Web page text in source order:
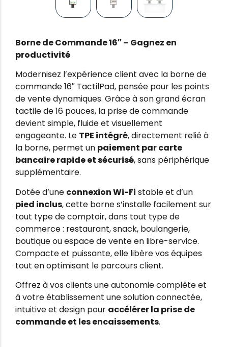
Borne de Commande 16″ – Gagnez en
productivité
Modernisez l’expérience client avec la borne de
commande 16″ TactilPad, pensée pour les points
de vente dynamiques. Grâce à son grand écran
tactile de 16 pouces, la prise de commande
devient simple, fluide et visuellement
engageante. Le TPE intégré, directement relié à
la borne, permet un paiement par carte
bancaire rapide et sécurisé, sans périphérique
supplémentaire.
Dotée d’une connexion Wi-Fi stable et d’un
pied inclus, cette borne s’installe facilement sur
tout type de comptoir, dans tout type de
commerce : restaurant, snack, boulangerie,
boutique ou espace de vente en libre-service.
Compacte et puissante, elle libère vos équipes
tout en optimisant le parcours client.
Offrez à vos clients une autonomie complète et
à votre établissement une solution connectée,
intuitive et design pour accélérer la prise de
commande et les encaissements.